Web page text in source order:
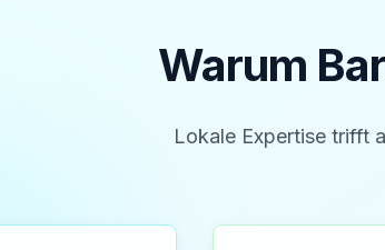
Warum
Lokale Expertise trifft